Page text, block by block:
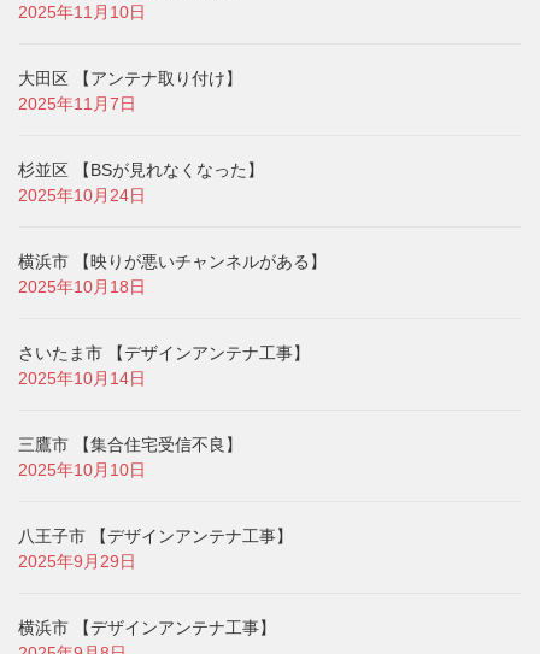
2025年11月10日
大田区 【アンテナ取り付け】
2025年11月7日
杉並区 【BSが見れなくなった】
2025年10月24日
横浜市 【映りが悪いチャンネルがある】
2025年10月18日
さいたま市 【デザインアンテナ工事】
2025年10月14日
三鷹市 【集合住宅受信不良】
2025年10月10日
八王子市 【デザインアンテナ工事】
2025年9月29日
横浜市 【デザインアンテナ工事】